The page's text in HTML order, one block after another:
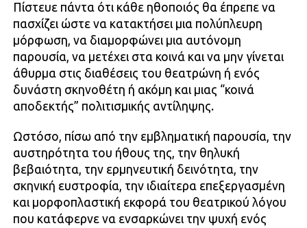
Πίστευε πάντα ότι κάθε ηθοποιός θα έπρεπε να
πασχίζει ώστε να κατακτήσει μια πολύπλευρη
μόρφωση, να διαμορφώνει μια αυτόνομη
παρουσία, να μετέχει στα κοινά και να μην γίνεται
άθυρμα στις διαθέσεις του θεατρώνη ή ενός
δυνάστη σκηνοθέτη ή ακόμη και μιας “κοινά
αποδεκτής” πολιτισμικής αντίληψης.
Ωστόσο, πίσω από την εμβληματική παρουσία, την
αυστηρότητα του ήθους της, την θηλυκή
βεβαιότητα, την ερμηνευτική δεινότητα, την
σκηνική ευστροφία, την ιδιαίτερα επεξεργασμένη
και μορφοπλαστική εκφορά του θεατρικού λόγου
που κατάφερνε να ενσαρκώνει την ψυχή ενός